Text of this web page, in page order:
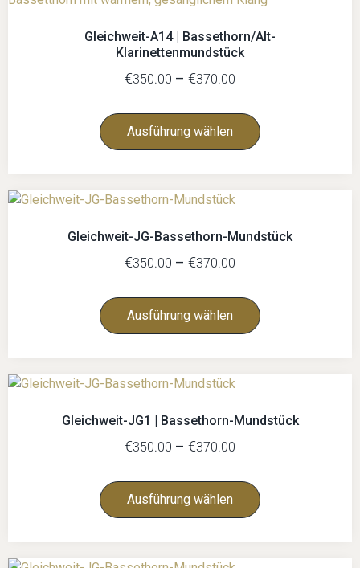
Gleichweit-A14 | Bassethorn/Alt-
Klarinettenmundstück
€350.00 – €370.00
Ausführung wählen
Gleichweit-JG-Bassethorn-Mundstück
€350.00 – €370.00
Ausführung wählen
Gleichweit-JG1 | Bassethorn-Mundstück
€350.00 – €370.00
Ausführung wählen